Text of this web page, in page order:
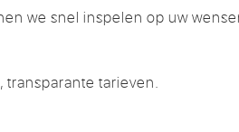
we snel inspelen op uw
transparante tarieven.